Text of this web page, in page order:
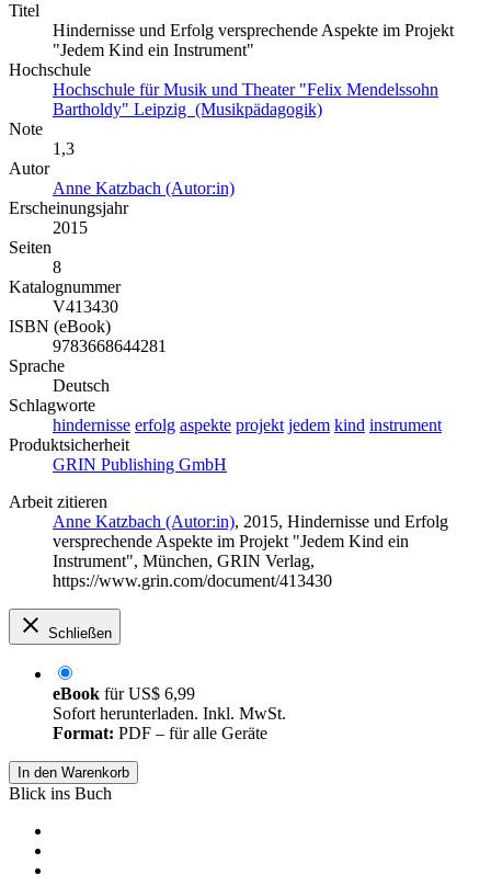
Titel
Hindernisse und Erfolg versprechende Aspekte im Projekt
"Jedem Kind ein Instrument"
Hochschule
Hochschule für Musik und Theater "Felix Mendelssohn
Bartholdy" Leipzig (Musikpädagogik)
Note
1,3
Autor
Anne Katzbach (Autor:in)
Erscheinungsjahr
2015
Seiten
8
Katalognummer
V413430
ISBN (eBook)
9783668644281
Sprache
Deutsch
Schlagworte
hindernisse erfolg aspekte projekt jedem kind instrument
Produktsicherheit
GRIN Publishing GmbH
Arbeit zitieren
Anne Katzbach (Autor:in), 2015, Hindernisse und Erfolg
versprechende Aspekte im Projekt "Jedem Kind ein
Instrument", München, GRIN Verlag,
https://www.grin.com/document/413430
Schließen
eBook fürUS$ 6,99
Sofort herunterladen. Inkl. MwSt.
Format: PDF – für alle Geräte
In den Warenkorb
Blick ins Buch